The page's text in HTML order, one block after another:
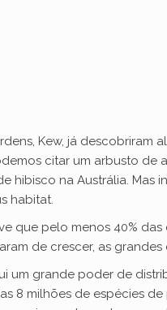
Kew, já
citar um arbusto de
hibisco na Austrália.
habitat.
que pelo menos 40%
de crescer, as
um grande poder de
8 milhões de espécies